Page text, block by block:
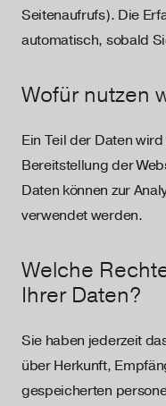
Seitenaufrufs). Die
automatisch, sobald
Wofür nutzen
Ein Teil der Daten
Bereitstellung der
Daten können zur
verwendet werden.
Welche
Ihrer Daten?
Sie haben jederzeit
über Herkunft,
gespeicherten